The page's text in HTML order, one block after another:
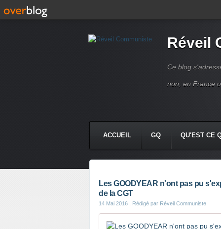
Réveil
Ce blog
non, en France
ACCUEIL GQ QU'EST CE
Les GOODYEAR n'ont pas pu
de la CGT
14 Mai 2016 , Rédigé par Réveil Communiste